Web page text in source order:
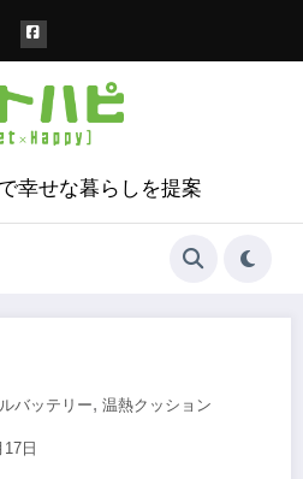
幸せな暮らしを提案
バッテリー, 温熱クッション
日